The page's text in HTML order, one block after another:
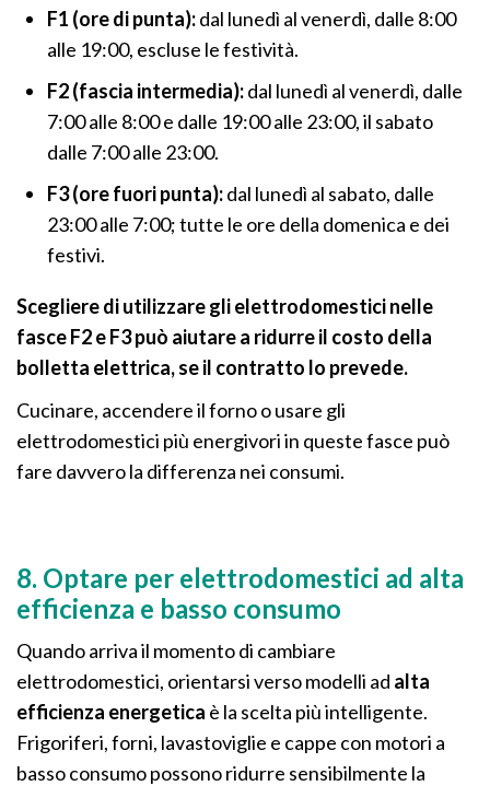
F1 (ore di punta):dal lunedì al venerdì, dalle 8:00
alle 19:00, escluse le festività.
F2 (fascia intermedia):dal lunedì al venerdì, dalle
7:00 alle 8:00 e dalle 19:00 alle 23:00, il sabato
dalle 7:00 alle 23:00.
F3 (ore fuori punta):dal lunedì al sabato, dalle
23:00 alle 7:00; tutte le ore della domenica e dei
festivi.
Scegliere di utilizzare gli elettrodomestici nelle
fasce F2 e F3 può aiutare a ridurre il costo della
bolletta elettrica, se il contratto lo prevede.
Cucinare, accendere il forno o usare gli
elettrodomestici più energivori in queste fasce può
fare davvero la differenza nei consumi.
8. Optare per elettrodomestici ad alta
efficienza e basso consumo
Quando arriva il momento di cambiare
elettrodomestici, orientarsi verso modelli ad alta
efficienza energetica è la scelta più intelligente.
Frigoriferi, forni, lavastoviglie e cappe con motori a
basso consumo possono ridurre sensibilmente la